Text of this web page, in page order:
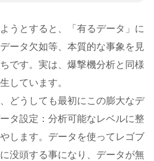
うとすると、「有るデータ」に
ータ欠如等、本質的な事象を見
です。実は、爆撃機分析と同様
しています。
どうしても最初にこの膨大なデ
タ設定：分析可能なレベルに整
します。データを使ってレゴブ
没頭する事になり、データが無